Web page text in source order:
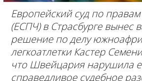
Европейский суд по
(ЕСПЧ) в Страсбурге вынес
решение по делу
легкоатлетки Кастер
что Швейцария нарушила
справедливое судебное